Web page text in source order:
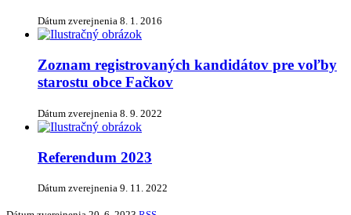
Dátum zverejnenia 8. 1. 2016
Zoznam registrovaných kandidátov pre voľby
starostu obce Fačkov
Dátum zverejnenia 8. 9. 2022
Referendum 2023
Dátum zverejnenia 9. 11. 2022